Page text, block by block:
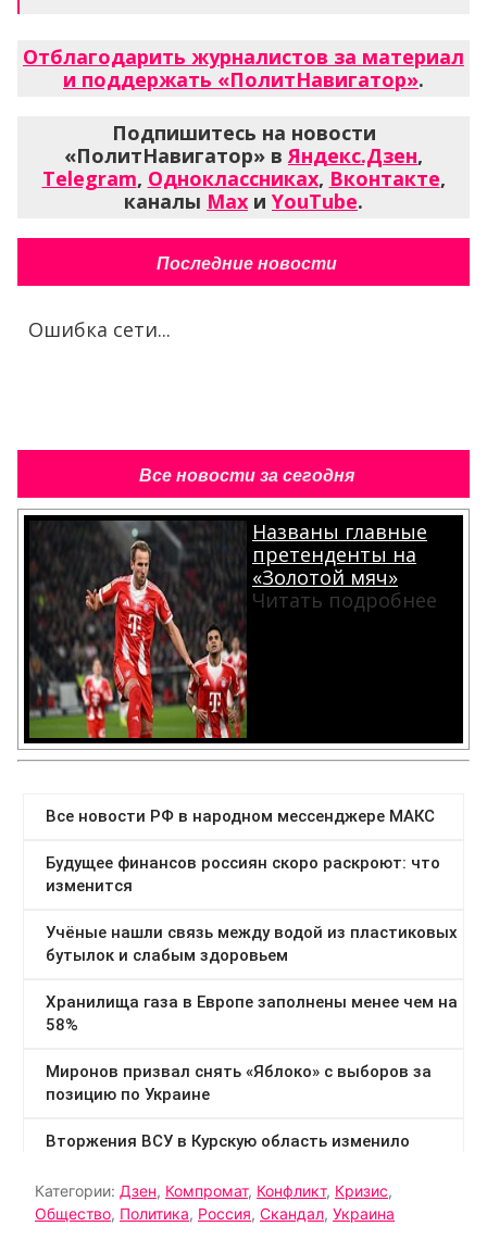
Отблагодарить журналистов за материал
и поддержать «ПолитНавигатор».
Подпишитесь на новости
«ПолитНавигатор» вЯндекс.Дзен,
Telegram, Одноклассниках, Вконтакте,
каналы Max и YouTube.
Последние новости
Ошибка сети...
Все новости за сегодня
Названы главные
претенденты на
«Золотой мяч»
Читать подробнее
Категории: Дзен, Компромат, Конфликт, Кризис,
Общество, Политика, Россия, Скандал, Украина